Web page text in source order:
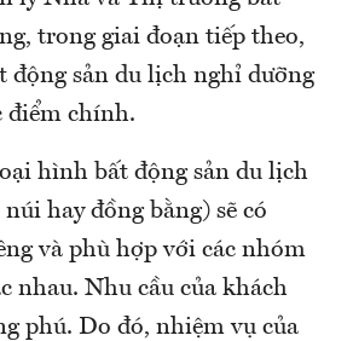
trong giai đoạn tiếp theo,
động sản du lịch nghỉ dưỡng
điểm chính.
hình bất động sản du lịch
hay đồng bằng) sẽ có
và phù hợp với các nhóm
nhau. Nhu cầu của khách
phú. Do đó, nhiệm vụ của